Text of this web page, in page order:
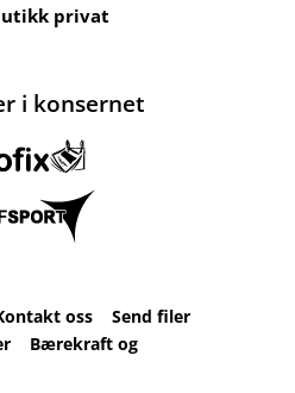
privat
i konsernet
oss
Send filer
Bærekraft og